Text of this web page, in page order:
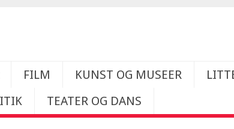
FILM KUNST OG MUSEER
TEATER OG DANS